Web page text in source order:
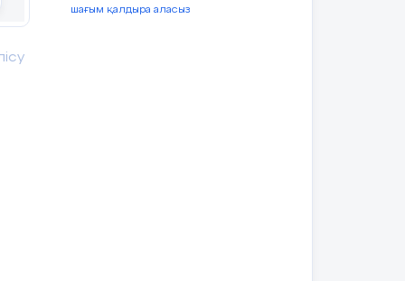
шағым қалдыра аласыз